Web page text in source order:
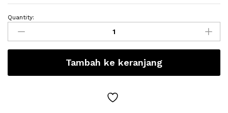
Meja
Belajar
Natural
Kayu
Terbaru
Quantity:
Tambah ke keranjang